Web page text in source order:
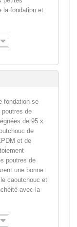
la fondation et
fondation se
de
de 95 x
de
et de
poutres de
une bonne
caoutchouc et
avec la